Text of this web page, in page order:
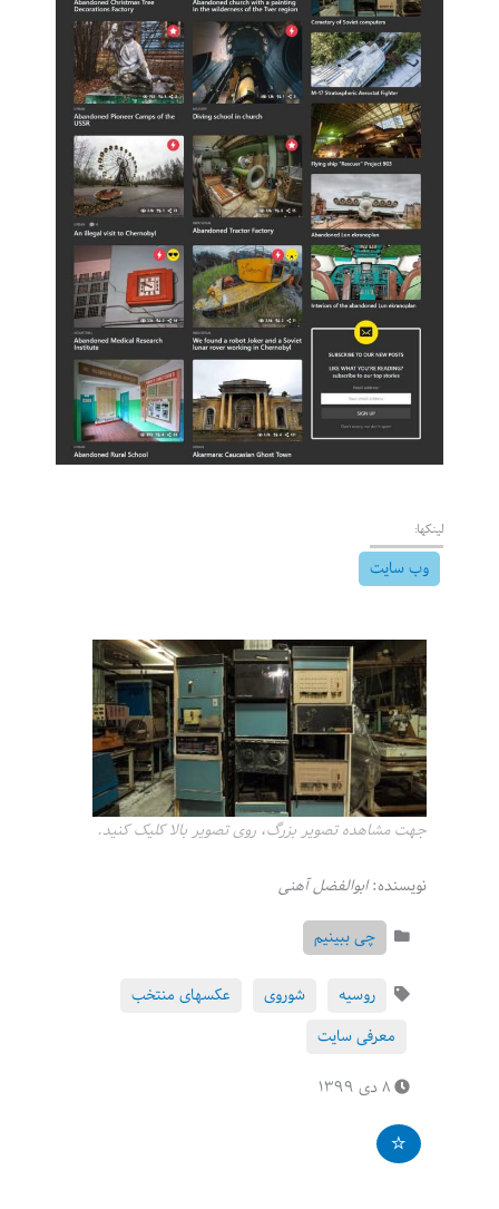
لینکها:
وب سایت
جهت مشاهده تصویر بزرگ، روی تصویر بالا کلیک کنید.
نویسنده:ابوالفضل آهنی
چی ببینیم
روسیه شوروی
عکسهای منتخب
معرفی سایت